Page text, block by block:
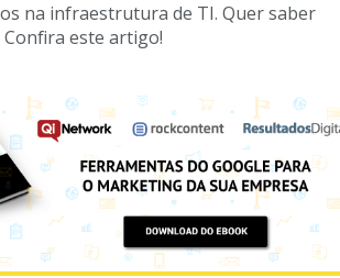
na infraestrutura de TI. Quer saber
este artigo!